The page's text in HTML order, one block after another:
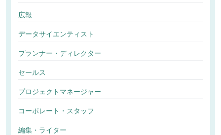
広報
データサイエンティスト
プランナー・ディレクター
セールス
プロジェクトマネージャー
コーポレート・スタッフ
編集・ライター